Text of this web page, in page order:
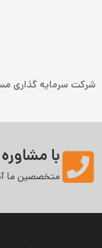
شرکت سرمایه گذاری
با
متخصصین ما